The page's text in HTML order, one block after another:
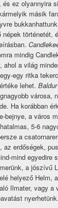
ez olyannyira
másik
történetét,
mindig
ahol a világ
egy ritka
lehet.
városa,
Ha korábban
bejnye, a város
5-6
a
az erdőségek,
mind egyedire
a jószívű
helyező Helm,
Ilmater, vagy
nyerhetünk.